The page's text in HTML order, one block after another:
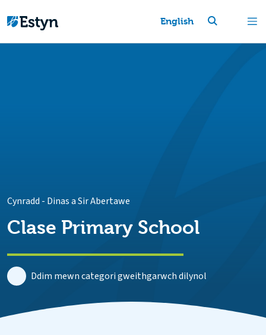
English
Cynradd - Dinas a Sir Abertawe
Clase Primary School
Ddim mewn categori gweithgarwch dilynol